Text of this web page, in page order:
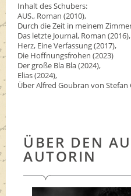
Inhalt des Schubers:
AUS., Roman (2010),
Durch die Zeit in meinem
Das letzte Journal, Roman (2016),
Herz, Eine Verfassung (2017),
Die Hoffnungsfrohen (2023)
Der große Bla Bla (2024),
Elias (2024),
Über Alfred Goubran von Stefan
ÜBER DEN
AUTORIN